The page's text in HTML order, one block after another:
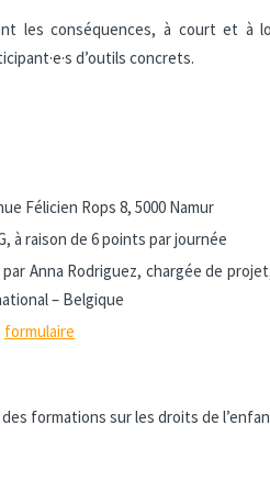
les conséquences, à court et à
d’outils concrets.
Félicien Rops 8, 5000 Namur
à raison de 6 points par journée
Anna Rodriguez, chargée de
– Belgique
formulaire
formations sur les droits de